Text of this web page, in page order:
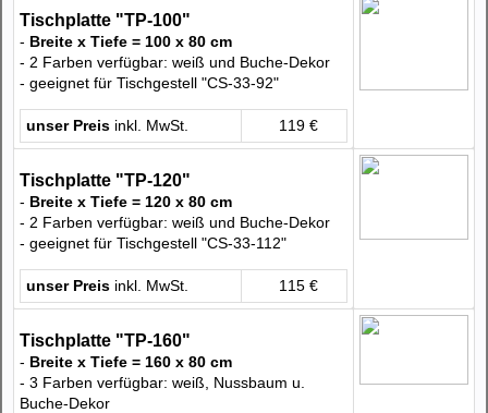
Tischplatte "TP-100"
- Breite x Tiefe = 100 x 80 cm
- 2 Farben verfügbar: weiß und Buche-Dekor
- geeignet für Tischgestell "CS-33-92"
unser Preis inkl. MwSt. 119 €
Tischplatte "TP-120"
- Breite x Tiefe = 120 x 80 cm
- 2 Farben verfügbar: weiß und Buche-Dekor
- geeignet für Tischgestell "CS-33-112"
unser Preis inkl. MwSt. 115 €
Tischplatte "TP-160"
- Breite x Tiefe = 160 x 80 cm
- 3 Farben verfügbar: weiß, Nussbaum u.
Buche-Dekor